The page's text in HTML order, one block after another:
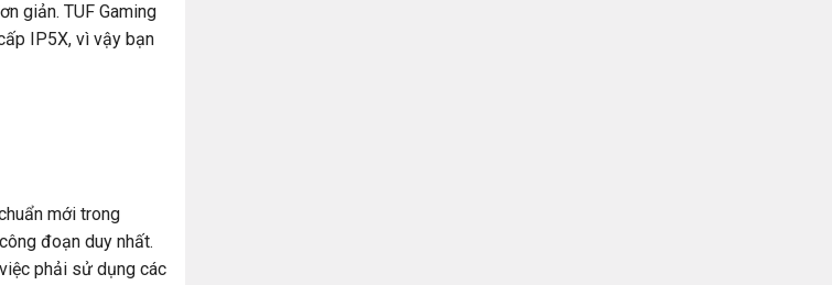
giản. TUF Gaming
IP5X, vì vậy bạn
mới trong
đoạn duy nhất.
phải sử dụng các